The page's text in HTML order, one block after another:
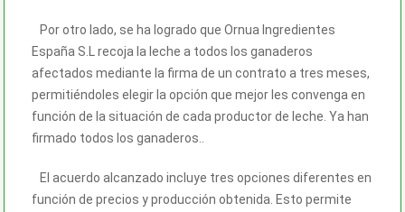
Por otro lado, se ha logrado que Ornua Ingredientes
España S.L recoja la leche a todos los ganaderos
afectados mediante la firma de un contrato a tres meses,
permitiéndoles elegir la opción que mejor les convenga en
función de la situación de cada productor de leche. Ya han
firmado todos los ganaderos..
El acuerdo alcanzado incluye tres opciones diferentes en
función de precios y producción obtenida. Esto permite